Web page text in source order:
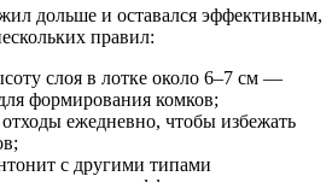
дольше и оставался эффективным,
правил:
слоя в лотке около 6–7 см —
формирования комков;
ежедневно, чтобы избежать
с другими типами